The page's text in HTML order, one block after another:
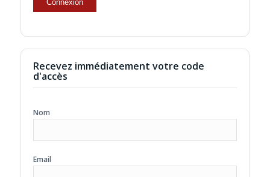
Recevez immédiatement votre code
d'accès
Nom
Email